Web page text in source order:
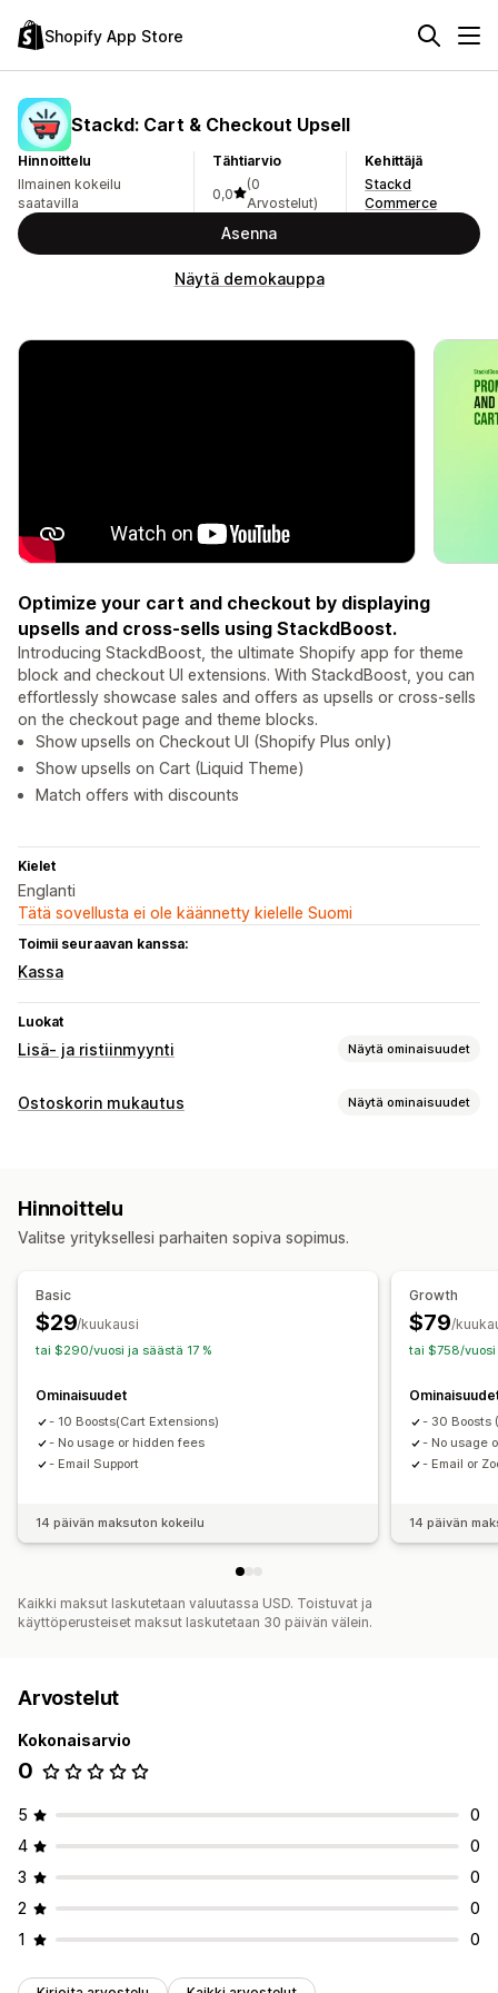
Shopify App Store
Stackd: Cart & Checkout Upsell
Hinnoittelu
Ilmainen kokeilu
saatavilla
Tähtiarvio
0,0
(0
Arvostelut)
Kehittäjä
Stackd
Commerce
Asenna
Näytä demokauppa
Optimize your cart and checkout by displaying
upsells and cross-sells using StackdBoost.
Introducing StackdBoost, the ultimate Shopify app for theme
block and checkout UI extensions. With StackdBoost, you can
effortlessly showcase sales and offers as upsells or cross-sells
on the checkout page and theme blocks.
Show upsells on Checkout UI (Shopify Plus only)
Show upsells on Cart (Liquid Theme)
Match offers with discounts
Kielet
Englanti
Tätä sovellusta ei ole käännetty kielelle Suomi
Toimii seuraavan kanssa:
Kassa
Luokat
Lisä- ja ristiinmyynti Näytä ominaisuudet
Mukautukset
Ilmaislahja Tuotteen lisäosat (add-ons)
Ostoskorin mukautus Näytä ominaisuudet
Kassan mukauttaminen
Lisämyynti yhdellä klikkauksella
Hinnoittelu
Valitse yrityksellesi parhaiten sopiva sopimus.
Basic
$29/kuukausi
tai $290/vuosi ja säästä 17 %
Ominaisuudet
- 10 Boosts(Cart Extensions)
- No usage or hidden fees
- Email Support
14 päivän maksuton kokeilu
Growth
$79/
tai $758/
- 30 Boosts
- No usage
- Email or
14 päivän
Kaikki maksut laskutetaan valuutassa USD. Toistuvat ja
käyttöperusteiset maksut laskutetaan 30 päivän välein.
Arvostelut
Kokonaisarvio
0
5
0
4
0
3
0
2
0
1
0